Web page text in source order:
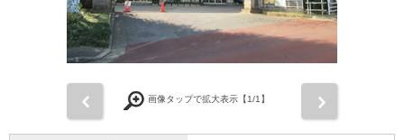
画像タップで拡大表示【1/1】